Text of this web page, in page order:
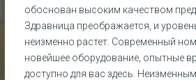
обоснован высоким качеством
Здравница преображается, и
неизменно растет. Современный
новейшее оборудование, опытные
доступно для вас здесь.